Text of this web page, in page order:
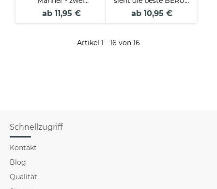
Farbvarianten
ab 11,95 €
aus - verschiedene
ab 10,95 €
Artikel 1 - 16 von 16
Schnellzugriff
Kontakt
Blog
Qualität